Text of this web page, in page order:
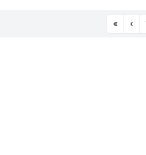
« ‹